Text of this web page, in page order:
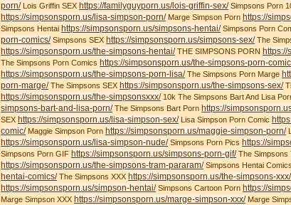
porn/Lois Griffin SEX https://familyguyporn.us/lois-griffin-sex/Simpsons Porn
https://simpsonsporn.us/lisa-simpson-porn/Marge Simpson Porn https://
Simpsons Hentai https://simpsonsporn.us/simpsons-hentai/Simpsons Porn
porn-comics/Simpsons SEX https://simpsonsporn.us/simpsons-sex/The
https://simpsonsporn.us/the-simpsons-hentai/THE SIMPSONS PORN
The Simpsons Porn Comics https://simpsonsporn.us/the-simpsons-porn-
https://simpsonsporn.us/the-simpsons-porn-lisa/The Simpsons Porn Marge
porn-marge/The Simpsons SEX https://simpsonsporn.us/the-simpsons-sex/
https://simpsonsporn.us/the-simpsonsxxx/10k The Simpsons Bart And Lisa
simpsons-bart-and-lisa-porn/The Simpsons Bart Porn https://
SEX https://simpsonsporn.us/lisa-simpson-sex/Lisa Simpson Porn Comic
comic/Maggie Simpson Porn https://simpsonsporn.us/maggie-simpson-porn/
https://simpsonsporn.us/lisa-simpson-nude/Simpsons Porn Pics https://
Simpsons Porn GIF https://simpsonsporn.us/simpsons-porn-gif/The Simpsons
https://simpsonsporn.us/the-simpsons-tram-pararam/Simpsons Hentai Comics
hentai-comics/The Simpsons XXX https://simpsonsporn.us/the-simpsons-xxx/
https://simpsonsporn.us/simpson-hentai/Simpsons Cartoon Porn https://
Marge Simpson XXX https://simpsonsporn.us/marge-simpson-xxx/Marge